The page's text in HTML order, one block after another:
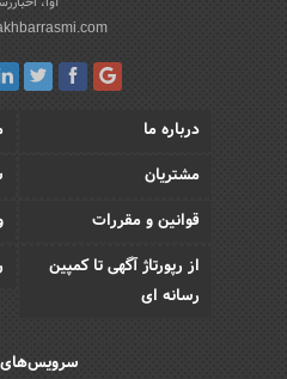
درباره ما
مشتریان
قوانین و مقررات
از رپورتاژ آگهی تا کمپین
رسانه ای